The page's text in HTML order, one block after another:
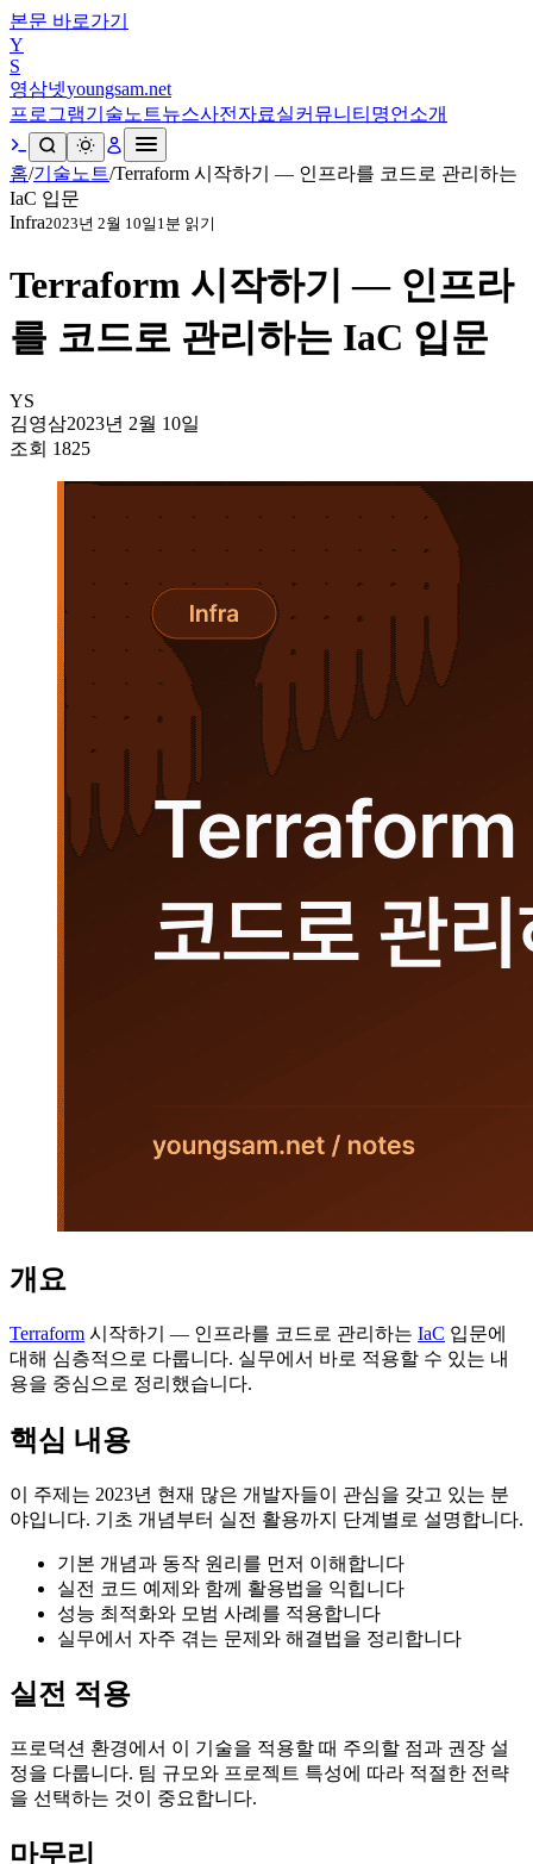
본문 바로가기
Y
S
영삼넷youngsam.net
프로그램기술노트뉴스사전 자료실커뮤니티 명언 소개
홈/기술노트/Terraform 시작하기 — 인프라를 코드로 관리하는
IaC 입문
Infra2023년 2월 10일 1분 읽기
Terraform 시작하기 — 인프라
를 코드로 관리하는 IaC 입문
YS
김영삼2023년 2월 10일
조회 1825
개요
Terraform 시작하기 — 인프라를 코드로 관리하는 IaC 입문에
대해 심층적으로 다룹니다. 실무에서 바로 적용할 수 있는 내
용을 중심으로 정리했습니다.
핵심 내용
이 주제는 2023년 현재 많은 개발자들이 관심을 갖고 있는 분
야입니다. 기초 개념부터 실전 활용까지 단계별로 설명합니다.
기본 개념과 동작 원리를 먼저 이해합니다
실전 코드 예제와 함께 활용법을 익힙니다
성능 최적화와 모범 사례를 적용합니다
실무에서 자주 겪는 문제와 해결법을 정리합니다
실전 적용
프로덕션 환경에서 이 기술을 적용할 때 주의할 점과 권장 설
정을 다룹니다. 팀 규모와 프로젝트 특성에 따라 적절한 전략
을 선택하는 것이 중요합니다.
마무리